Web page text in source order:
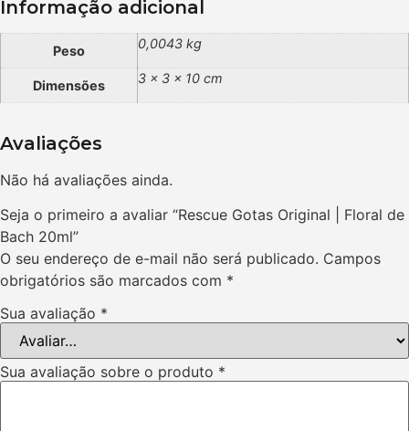
Informação adicional
Peso 0,0043 kg
Dimensões 3 × 3 × 10 cm
Avaliações
Não há avaliações ainda.
Seja o primeiro a avaliar “Rescue Gotas Original | Floral de
Bach 20ml”
O seu endereço de e-mail não será publicado. Campos
obrigatórios são marcados com *
Sua avaliação *
Sua avaliação sobre o produto *